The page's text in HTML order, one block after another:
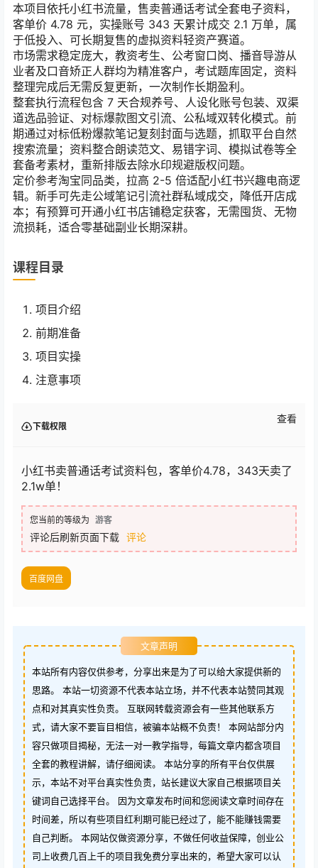
本项目依托小红书流量，售卖普通话考试全套电子资料，
客单价 4.78 元，实操账号 343 天累计成交 2.1 万单，属
于低投入、可长期复售的虚拟资料轻资产赛道。
市场需求稳定庞大，教资考生、公考窗口岗、播音导游从
业者及口音矫正人群均为精准客户，考试题库固定，资料
整理完成后无需反复更新，一次制作长期盈利。
整套执行流程包含 7 天合规养号、人设化账号包装、双渠
道选品验证、对标爆款图文引流、公私域双转化模式。前
期通过对标低粉爆款笔记复刻封面与选题，抓取平台自然
搜索流量；资料整合朗读范文、易错字词、模拟试卷等全
套备考素材，重新排版去除水印规避版权问题。
定价参考淘宝同品类，拉高 2-5 倍适配小红书兴趣电商逻
辑。新手可先走公域笔记引流社群私域成交，降低开店成
本；有预算可开通小红书店铺稳定获客，无需囤货、无物
流损耗，适合零基础副业长期深耕。
课程目录
项目介绍
前期准备
项目实操
注意事项
下载权限
查看
小红书卖普通话考试资料包，客单价4.78，343天卖了
2.1w单！
您当前的等级为 游客
评论后刷新页面下载 评论
百度网盘
文章声明
本站所有内容仅供参考，分享出来是为了可以给大家提供新的
思路。 本站一切资源不代表本站立场，并不代表本站赞同其观
点和对其真实性负责。 互联网转载资源会有一些其他联系方
式，请大家不要盲目相信，被骗本站概不负责！ 本网站部分内
容只做项目揭秘，无法一对一教学指导，每篇文章内都含项目
全套的教程讲解，请仔细阅读。 本站分享的所有平台仅供展
示，本站不对平台真实性负责，站长建议大家自己根据项目关
键词自己选择平台。 因为文章发布时间和您阅读文章时间存在
时间差，所以有些项目红利期可能已经过了，能不能赚钱需要
自己判断。 本网站仅做资源分享，不做任何收益保障，创业公
司上收费几百上千的项目我免费分享出来的，希望大家可以认